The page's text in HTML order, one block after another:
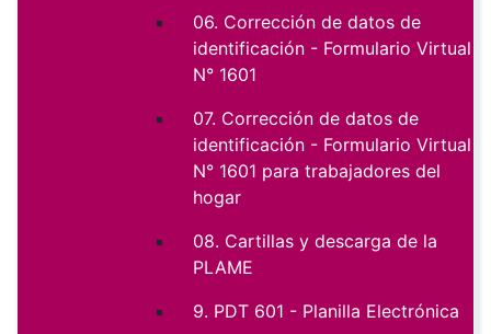
06. Corrección de datos de
identificación - Formulario Virtual
N° 1601
07. Corrección de datos de
identificación - Formulario Virtual
N° 1601 para trabajadores del
hogar
08. Cartillas y descarga de la
PLAME
9. PDT 601 - Planilla Electrónica